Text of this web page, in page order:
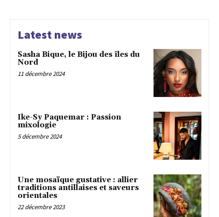
Latest news
Sasha Bique, le Bijou des îles du
Nord
11 décembre 2024
Ike-Sy Paquemar : Passion
mixologie
5 décembre 2024
Une mosaïque gustative : allier
traditions antillaises et saveurs
orientales
22 décembre 2023